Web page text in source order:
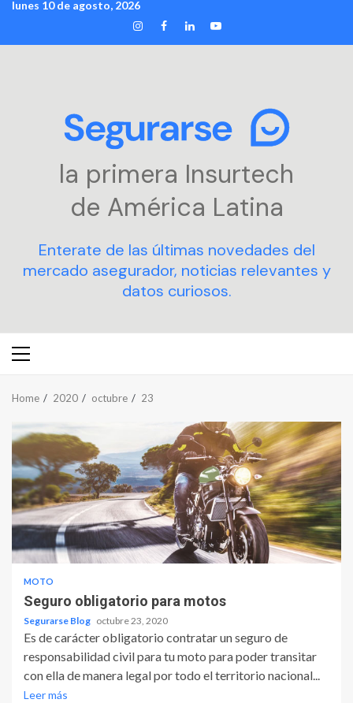
Skip
content
lunes 10 de agosto, 2026
INSTAGRAM
FACEBOOK
LINKEDIN
YOUTUBE
la primera Insurtech
de América Latina
Enterate de las últimas novedades del
mercado asegurador, noticias relevantes y
datos curiosos.
Primary
Home 2020 octubre 23
MOTO
Seguro obligatorio para motos
Segurarse Blog octubre 23, 2020
Es de carácter obligatorio contratar un seguro de
responsabilidad civil para tu moto para poder transitar
con ella de manera legal por todo el territorio nacional...
Leer más